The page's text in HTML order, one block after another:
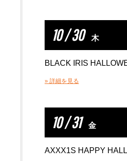
10 / 30 木
BLACK IRIS
» 詳細を見る
10 / 31 金
AXXX1S HAPPY